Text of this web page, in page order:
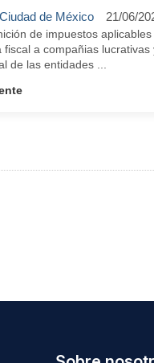
de México 21/06/
de impuestos
a compañias
de las entidades ...